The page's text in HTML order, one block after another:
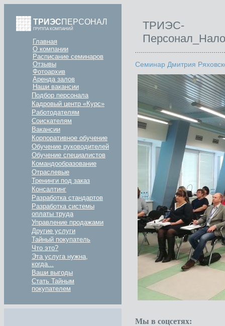
ТРИЭСПЕРСОНАЛ
ГРУППА КОМПАНИЙ
Главная
О компании
Расписание семинаров
Отзывы
Фотоархив
Аренда залов
Наши вакансии
Подбор персонала
Кадровый центр «Курс»
Работодателям
Соискателям
Вакансии
Корпоративное обучение
Обучение руководителей
Обучение специалистов
Командообразование
Отраслевые
Тренинги под заказ
Консалтинг
Разработка стандартов
Разработка системы
оплаты труда
Управление продажами
Другие услуги
Тайный покупатель
Что это?
Эта услуга нужна,
когда...
Ваши выгоды
Стать Тайным
покупателем
ТРИЭС-
Семинар Дмитрия
Мы в соцсетях: